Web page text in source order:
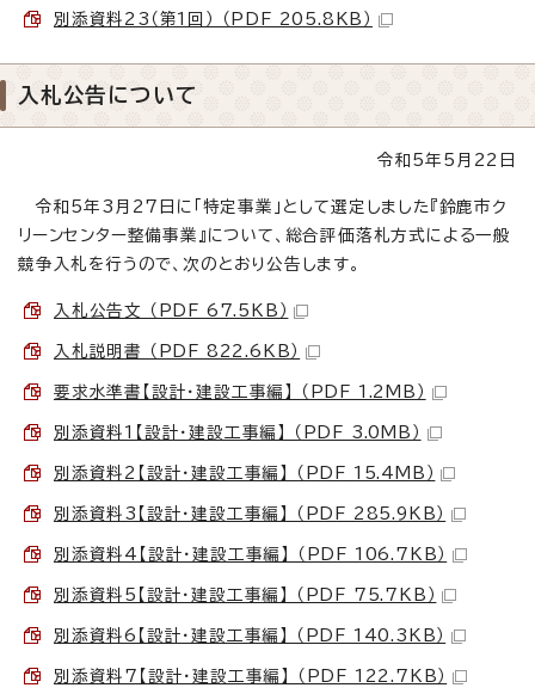
別添資料23（第1回） （PDF 205.8KB）
入札公告について
令和5年5月22日
令和5年3月27日に「特定事業」として選定しました『鈴鹿市ク
リーンセンター整備事業』について、総合評価落札方式による一般
競争入札を行うので、次のとおり公告します。
入札公告文 （PDF 67.5KB）
入札説明書 （PDF 822.6KB）
要求水準書【設計・建設工事編】 （PDF 1.2MB）
別添資料1【設計・建設工事編】 （PDF 3.0MB）
別添資料2【設計・建設工事編】 （PDF 15.4MB）
別添資料3【設計・建設工事編】 （PDF 285.9KB）
別添資料4【設計・建設工事編】 （PDF 106.7KB）
別添資料5【設計・建設工事編】 （PDF 75.7KB）
別添資料6【設計・建設工事編】 （PDF 140.3KB）
別添資料7【設計・建設工事編】 （PDF 122.7KB）